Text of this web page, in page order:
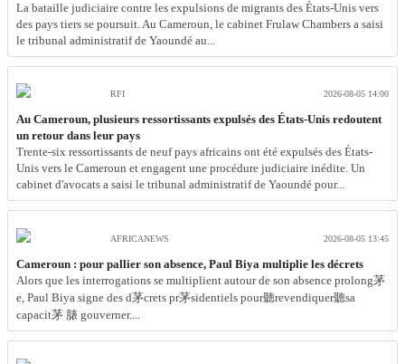
La bataille judiciaire contre les expulsions de migrants des États-Unis vers
des pays tiers se poursuit. Au Cameroun, le cabinet Frulaw Chambers a saisi
le tribunal administratif de Yaoundé au...
RFI 2026-08-05 14:00
Au Cameroun, plusieurs ressortissants expulsés des États-Unis redoutent
un retour dans leur pays
Trente-six ressortissants de neuf pays africains ont été expulsés des États-
Unis vers le Cameroun et engagent une procédure judiciaire inédite. Un
cabinet d'avocats a saisi le tribunal administratif de Yaoundé pour...
AFRICANEWS 2026-08-05 13:45
Cameroun : pour pallier son absence, Paul Biya multiplie les décrets
Alors que les interrogations se multiplient autour de son absence prolong茅
e, Paul Biya signe des d茅crets pr茅sidentiels pour聽revendiquer聽sa
capacit茅 脿 gouverner....